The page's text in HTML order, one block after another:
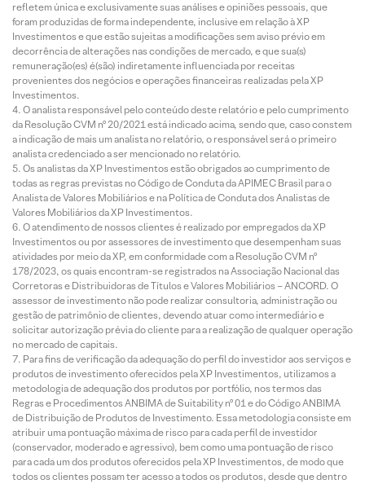
refletem única e exclusivamente suas análises e opiniões pessoais, que
foram produzidas de forma independente, inclusive em relação à XP
Investimentos e que estão sujeitas a modificações sem aviso prévio em
decorrência de alterações nas condições de mercado, e que sua(s)
remuneração(es) é(são) indiretamente influenciada por receitas
provenientes dos negócios e operações financeiras realizadas pela XP
Investimentos.
O analista responsável pelo conteúdo deste relatório e pelo cumprimento
da Resolução CVM nº 20/2021 está indicado acima, sendo que, caso constem
a indicação de mais um analista no relatório, o responsável será o primeiro
analista credenciado a ser mencionado no relatório.
Os analistas da XP Investimentos estão obrigados ao cumprimento de
todas as regras previstas no Código de Conduta da APIMEC Brasil para o
Analista de Valores Mobiliários e na Política de Conduta dos Analistas de
Valores Mobiliários da XP Investimentos.
O atendimento de nossos clientes é realizado por empregados da XP
Investimentos ou por assessores de investimento que desempenham suas
atividades por meio da XP, em conformidade com a Resolução CVM nº
178/2023, os quais encontram-se registrados na Associação Nacional das
Corretoras e Distribuidoras de Títulos e Valores Mobiliários – ANCORD. O
assessor de investimento não pode realizar consultoria, administração ou
gestão de patrimônio de clientes, devendo atuar como intermediário e
solicitar autorização prévia do cliente para a realização de qualquer operação
no mercado de capitais.
Para fins de verificação da adequação do perfil do investidor aos serviços e
produtos de investimento oferecidos pela XP Investimentos, utilizamos a
metodologia de adequação dos produtos por portfólio, nos termos das
Regras e Procedimentos ANBIMA de Suitability nº 01 e do Código ANBIMA
de Distribuição de Produtos de Investimento. Essa metodologia consiste em
atribuir uma pontuação máxima de risco para cada perfil de investidor
(conservador, moderado e agressivo), bem como uma pontuação de risco
para cada um dos produtos oferecidos pela XP Investimentos, de modo que
todos os clientes possam ter acesso a todos os produtos, desde que dentro